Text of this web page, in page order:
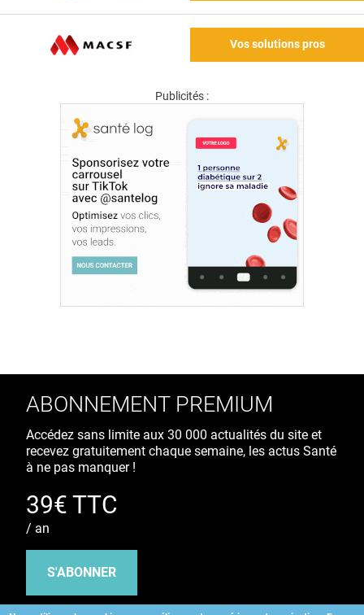
Vos solutions pros
Publicités :
ABONNEMENT PREMIUM
Accédez sans limite aux 30 000 actualités du site et
recevez gratuitement chaque semaine, les actus Santé
à ne pas manquer !
39€ TTC
/ an
S'ABONNER